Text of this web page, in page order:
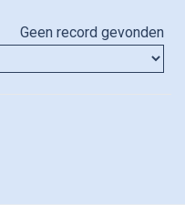
Geen record gevonden